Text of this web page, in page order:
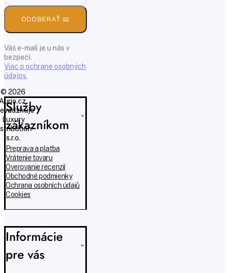
Služby
zákazníkom
Preprava a platba
Vrátenie tovaru
Overovanie recenzií
Obchodné podmienky
Ochrana osobních údajů
Cookies
Informácie
pre vás
ODOBERAŤ 📧
Váš e-mail je u nás v
bezpečí.
Viac o ochrane osobných
údajov.
© 2026
Luxury
s.r.o.